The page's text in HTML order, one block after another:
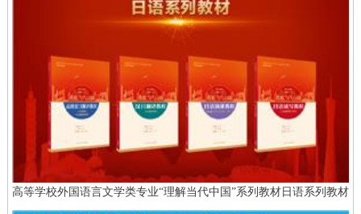
高等学校外国语言文学类专业“理解当代中国”系列教材日语系列教材